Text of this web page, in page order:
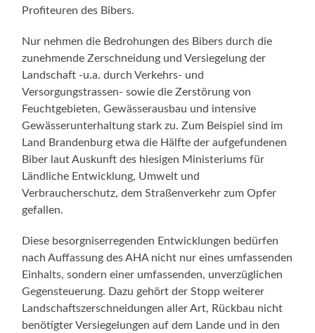
Profiteuren des Bibers.
Nur nehmen die Bedrohungen des Bibers durch die
zunehmende Zerschneidung und Versiegelung der
Landschaft -u.a. durch Verkehrs- und
Versorgungstrassen- sowie die Zerstörung von
Feuchtgebieten, Gewässerausbau und intensive
Gewässerunterhaltung stark zu. Zum Beispiel sind im
Land Brandenburg etwa die Hälfte der aufgefundenen
Biber laut Auskunft des hiesigen Ministeriums für
Ländliche Entwicklung, Umwelt und
Verbraucherschutz, dem Straßenverkehr zum Opfer
gefallen.
Diese besorgniserregenden Entwicklungen bedürfen
nach Auffassung des AHA nicht nur eines umfassenden
Einhalts, sondern einer umfassenden, unverzüglichen
Gegensteuerung. Dazu gehört der Stopp weiterer
Landschaftszerschneidungen aller Art, Rückbau nicht
benötigter Versiegelungen auf dem Lande und in den